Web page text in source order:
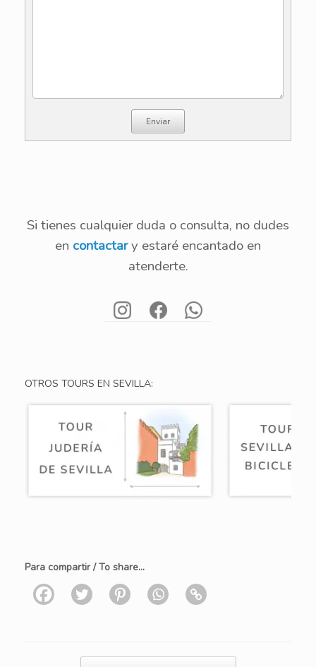
Enviar
Si tienes cualquier duda o consulta, no dudes
en contactary estaré encantado en
atenderte.
OTROS TOURS EN SEVILLA:
Para compartir / To share...